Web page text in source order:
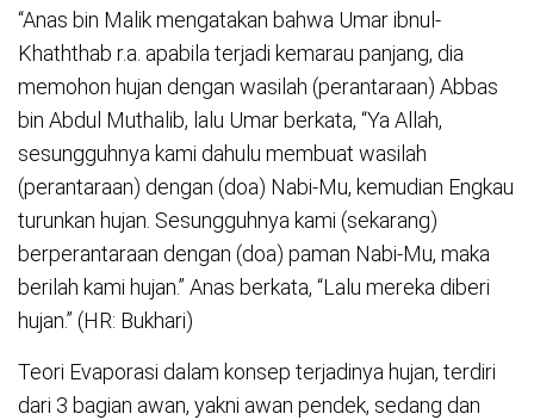
“Anas bin Malik mengatakan bahwa Umar ibnul-
Khaththab r.a. apabila terjadi kemarau panjang, dia
memohon hujan dengan wasilah (perantaraan) Abbas
bin Abdul Muthalib, lalu Umar berkata, “Ya Allah,
sesungguhnya kami dahulu membuat wasilah
(perantaraan) dengan (doa) Nabi-Mu, kemudian Engkau
turunkan hujan. Sesungguhnya kami (sekarang)
berperantaraan dengan (doa) paman Nabi-Mu, maka
berilah kami hujan.” Anas berkata, “Lalu mereka diberi
hujan.” (HR: Bukhari)
Teori Evaporasi dalam konsep terjadinya hujan, terdiri
dari 3 bagian awan, yakni awan pendek, sedang dan